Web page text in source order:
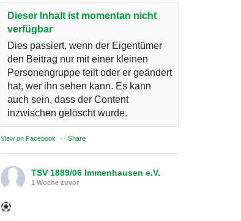
Dieser Inhalt ist momentan nicht
verfügbar
Dies passiert, wenn der Eigentümer
den Beitrag nur mit einer kleinen
Personengruppe teilt oder er geändert
hat, wer ihn sehen kann. Es kann
auch sein, dass der Content
inzwischen gelöscht wurde.
View on Facebook · Share
TSV 1889/06 Immenhausen e.V.
1 Woche zuvor